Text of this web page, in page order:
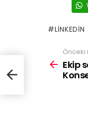
LINKEDIN
Önceki
Ekip